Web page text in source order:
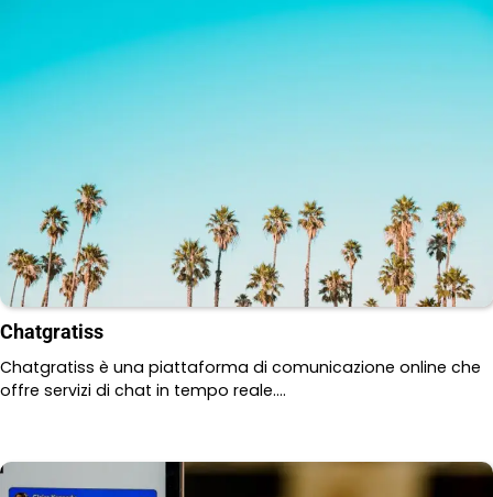
Chatgratiss
Chatgratiss è una piattaforma di comunicazione online che
offre servizi di chat in tempo reale.…